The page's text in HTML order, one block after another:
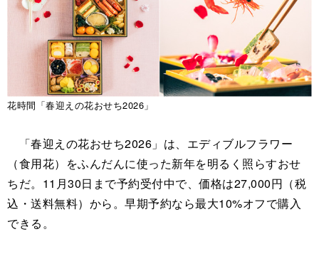
花時間「春迎えの花おせち2026」
「春迎えの花おせち2026」は、エディブルフラワー
（食用花）をふんだんに使った新年を明るく照らすおせ
ちだ。11月30日まで予約受付中で、価格は27,000円（税
込・送料無料）から。早期予約なら最大10%オフで購入
できる。